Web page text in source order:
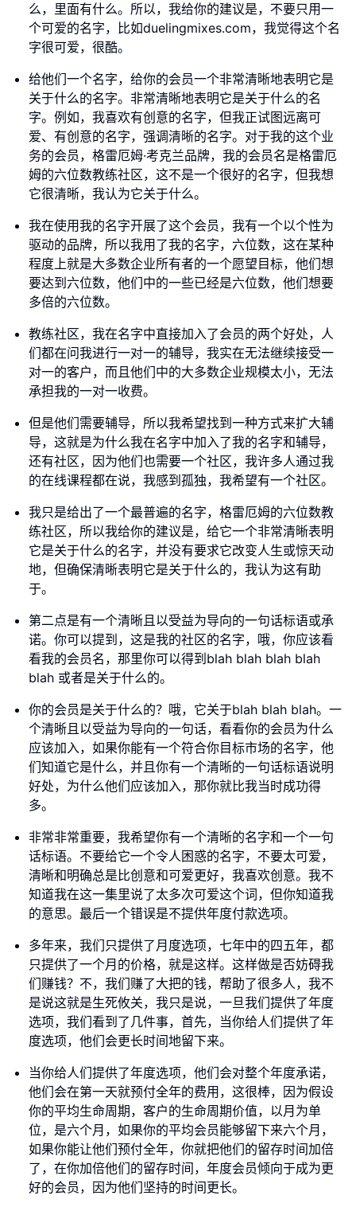
么，里面有什么。所以，我给你的建议是，不要只用一
个可爱的名字，比如duelingmixes.com，我觉得这个名
字很可爱，很酷。
给他们一个名字，给你的会员一个非常清晰地表明它是
关于什么的名字。非常清晰地表明它是关于什么的名
字。例如，我喜欢有创意的名字，但我正试图远离可
爱、有创意的名字，强调清晰的名字。对于我的这个业
务的会员，格雷厄姆·考克兰品牌，我的会员名是格雷厄
姆的六位数教练社区，这不是一个很好的名字，但我想
它很清晰，我认为它关于什么。
我在使用我的名字开展了这个会员，我有一个以个性为
驱动的品牌，所以我用了我的名字，六位数，这在某种
程度上就是大多数企业所有者的一个愿望目标，他们想
要达到六位数，他们中的一些已经是六位数，他们想要
多倍的六位数。
教练社区，我在名字中直接加入了会员的两个好处，人
们都在问我进行一对一的辅导，我实在无法继续接受一
对一的客户，而且他们中的大多数企业规模太小，无法
承担我的一对一收费。
但是他们需要辅导，所以我希望找到一种方式来扩大辅
导，这就是为什么我在名字中加入了我的名字和辅导，
还有社区，因为他们也需要一个社区，我许多人通过我
的在线课程都在说，我感到孤独，我希望有一个社区。
我只是给出了一个最普遍的名字，格雷厄姆的六位数教
练社区，所以我给你的建议是，给它一个非常清晰表明
它是关于什么的名字，并没有要求它改变人生或惊天动
地，但确保清晰表明它是关于什么的，我认为这有助
于。
第二点是有一个清晰且以受益为导向的一句话标语或承
诺。你可以提到，这是我的社区的名字，哦，你应该看
看我的会员名，那里你可以得到blah blah blah blah
blah 或者是关于什么的。
你的会员是关于什么的？哦，它关于blah blah blah。一
个清晰且以受益为导向的一句话，看看你的会员为什么
应该加入，如果你能有一个符合你目标市场的名字，他
们知道它是什么，并且你有一个清晰的一句话标语说明
好处，为什么他们应该加入，那你就比我当时成功得
多。
非常非常重要，我希望你有一个清晰的名字和一个一句
话标语。不要给它一个令人困惑的名字，不要太可爱，
清晰和明确总是比创意和可爱更好，我喜欢创意。我不
知道我在这一集里说了太多次可爱这个词，但你知道我
的意思。最后一个错误是不提供年度付款选项。
多年来，我们只提供了月度选项，七年中的四五年，都
只提供了一个月的价格，就是这样。这样做是否妨碍我
们赚钱？不，我们赚了大把的钱，帮助了很多人，我不
是说这就是生死攸关，我只是说，一旦我们提供了年度
选项，我们看到了几件事，首先，当你给人们提供了年
度选项，他们会更长时间地留下来。
当你给人们提供了年度选项，他们会对整个年度承诺，
他们会在第一天就预付全年的费用，这很棒，因为假设
你的平均生命周期，客户的生命周期价值，以月为单
位，是六个月，如果你的平均会员能够留下来六个月，
如果你能让他们预付全年，你就把他们的留存时间加倍
了，在你加倍他们的留存时间，年度会员倾向于成为更
好的会员，因为他们坚持的时间更长。